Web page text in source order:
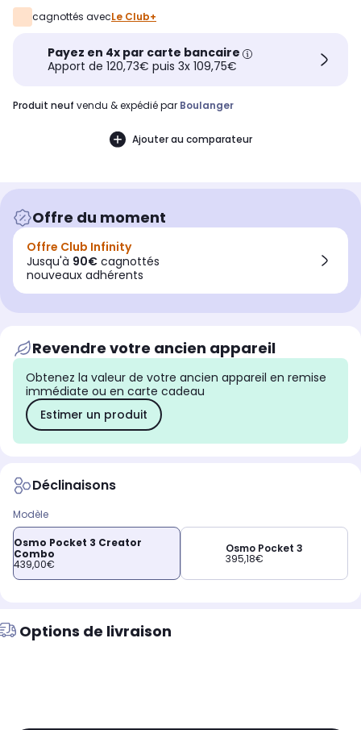
cagnottés avecLe Club+
Payez en 4x par carte bancaire
Apport de 120,73€ puis 3x 109,75€
produit neuf vendu & expédié par Boulanger
Ajouter au comparateur
Offre du moment
Offre Club Infinity
Jusqu'à 90€ cagnottés
nouveaux adhérents
Revendre votre ancien appareil
Obtenez la valeur de votre ancien appareil en remise
immédiate ou en carte cadeau
Estimer un produit
Déclinaisons
Modèle
Osmo Pocket 3 Creator
Combo
439,00€
Osmo Pocket 3
395,18€
Options de livraison